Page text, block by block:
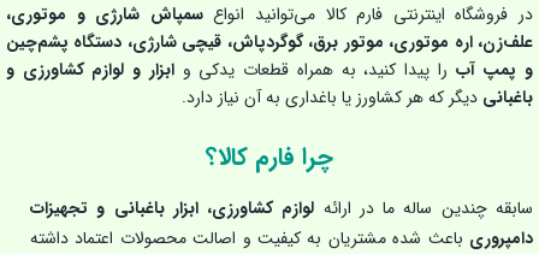
در فروشگاه اینترنتی فارم کالا می‌توانید انواعسمپاش شارژی و موتوری،
علف‌زن، اره موتوری، موتور برق، گوگردپاش، قیچی شارژی، دستگاه پشم‌چین
و پمپ آب را پیدا کنید، به همراه قطعات یدکی وابزار و لوازم کشاورزی و
باغبانی دیگر که هر کشاورز یا باغداری به آن نیاز دارد.
چرا فارم کالا؟
سابقه چندین ساله ما در ارائه لوازم کشاورزی، ابزار باغبانی و تجهیزات
دامپروری باعث شده مشتریان به کیفیت و اصالت محصولات اعتماد داشته